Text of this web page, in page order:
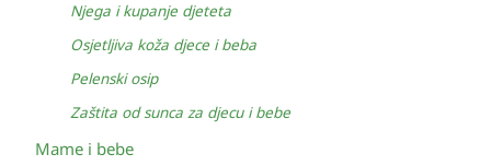
Njega i kupanje djeteta
Osjetljiva koža djece i beba
Pelenski osip
Zaštita od sunca za djecu i bebe
Mame i bebe